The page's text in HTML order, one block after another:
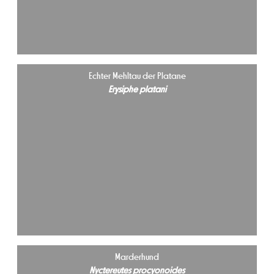
Echter Mehltau der Platane
Erysiphe platani
Marderhund
Nyctereutes procyonoides